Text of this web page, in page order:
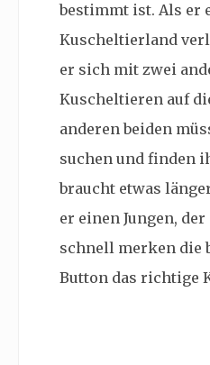
bestimmt ist. Als er
Kuscheltierland
er sich mit zwei
Kuscheltieren auf
anderen beiden
suchen und finden
braucht etwas
er einen Jungen,
schnell merken die
Button das richtige